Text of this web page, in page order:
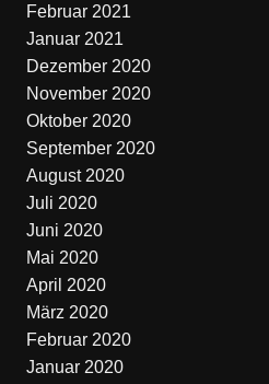
Februar 2021
Januar 2021
Dezember 2020
November 2020
Oktober 2020
September 2020
August 2020
Juli 2020
Juni 2020
Mai 2020
April 2020
März 2020
Februar 2020
Januar 2020